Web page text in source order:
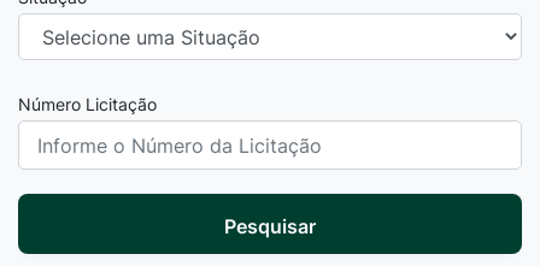
Número Licitação
Pesquisar